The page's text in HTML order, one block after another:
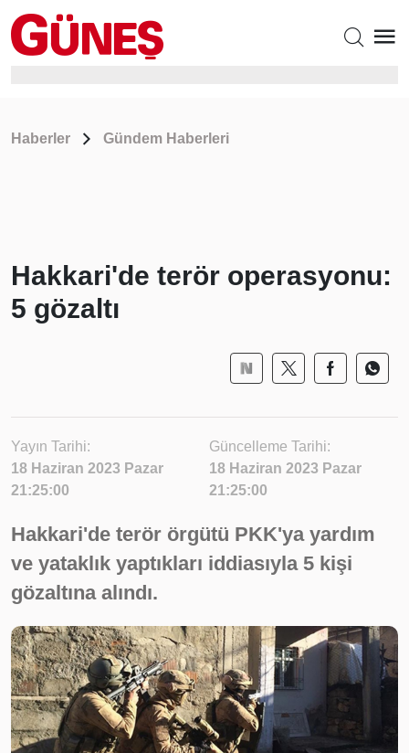
Haberler Gündem Haberleri
Hakkari'de terör operasyonu:
5 gözaltı
Yayın Tarihi:
18 Haziran 2023 Pazar
21:25:00
Güncelleme Tarihi:
18 Haziran 2023 Pazar
21:25:00
Hakkari'de terör örgütü PKK'ya yardım
ve yataklık yaptıkları iddiasıyla 5 kişi
gözaltına alındı.